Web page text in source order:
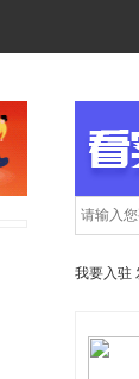
我要入驻